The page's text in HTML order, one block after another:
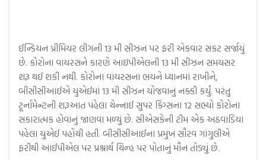
ઈન્ડિયન પ્રીમિયર લીગની 13 મી સીઝન પર ફરી એકવાર સંકટ સર્જાયું
છે. કોરોના વાયરસને કારણે આઇપીએલની 13 મી સીઝન સમયસર
શરૂ થઈ શકી નથી. કોરોના વાયરસના ભયને ધ્યાનમાં રાખીને,
બીસીસીઆઈએ યુએઈમાં 13 મી સીઝન યોજવાનું નક્કી કર્યું. પરંતુ
ટૂર્નામેન્ટની શરૂઆત પહેલા ચેન્નાઈ સુપર કિંગ્સના 12 સભ્યો કોરોના
સકારાત્મક હોવાનું જાણવા મળ્યું છે. સીએસકેની ટીમ એક અઠવાડિયા
પહેલા યુએઈ પહોંચી હતી. બીસીસીઆઈના પ્રમુખ સૌરવ ગાંગુલીએ
ફરીથી આઈપીએલ પર પ્રશ્નાર્થ ચિન્હ પર પોતાનું મૌન તોડ્યું છે.